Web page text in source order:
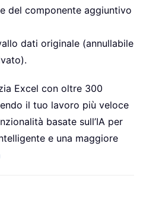
del componente aggiuntivo
dati originale (annullabile
Excel con oltre 300
il tuo lavoro più veloce
basate sull’IA per
e una maggiore